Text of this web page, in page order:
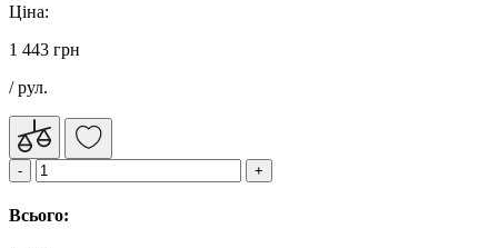
Ціна:
1 443 грн
/ рул.
Всього: